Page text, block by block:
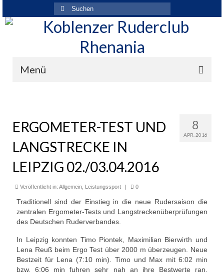
Suchen
nach:
Menü
Historie
Vereinskleidung
Unser Angebot
Leistungssport
8
APR. 2016
ERGOMETER-TEST UND
LANGSTRECKE IN
LEIPZIG 02./03.04.2016
Veröffentlicht in: Allgemein Leistungssport | 0
Traditionell sind der Einstieg in die neue Rudersaison die
zentralen Ergometer-Tests und Langstreckenüberprüfungen
des Deutschen Ruderverbandes.
In Leipzig konnten Timo Piontek, Maximilian Bierwirth und
Lena Reuß beim Ergo Test über 2000 m überzeugen. Neue
Bestzeit für Lena (7:10 min). Timo und Max mit 6:02 min
bzw. 6:06 min fuhren sehr nah an ihre Bestwerte ran.